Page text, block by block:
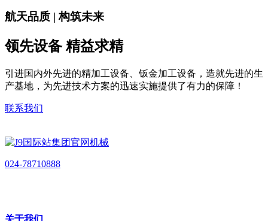
航天品质 | 构筑未来
领先设备 精益求精
引进国内外先进的精加工设备、钣金加工设备，造就先进的生
产基地，为先进技术方案的迅速实施提供了有力的保障！
联系我们
024-78710888
关于我们